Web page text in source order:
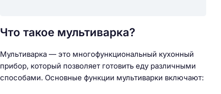
Что такое мультиварка?
Мультиварка — это многофункциональный кухонный
прибор, который позволяет готовить еду различными
способами. Основные функции мультиварки включают: